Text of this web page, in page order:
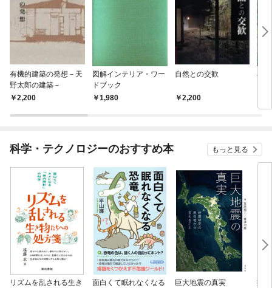
有機的建築の発想－天
野太郎の建築－
2,200
図解インテリア・ワー
ドブック
1,980
自然との交歓
2,200
石
科学・テクノロジーのおすすめ本 もっと見る
リズムを乱される生き
面白くて眠れなくなる
巨大地震の真実 病